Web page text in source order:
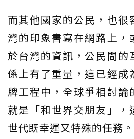
而其他國家的公民，也很
灣的印象書寫在網路上，
於台灣的資訊，公民間的
係上有了重量，這已經成
牌工程中，全球爭相討論
就是「和世界交朋友」，
世代既幸運又特殊的任務。